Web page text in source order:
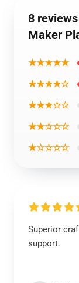
8
Maker
★★★★★
★★★★☆
★★★☆☆
★★☆☆☆
★☆☆☆☆
Superior
support.